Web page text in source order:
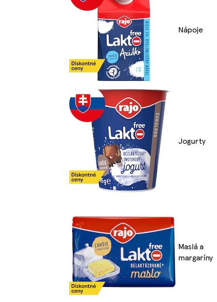
Nápoje
Jogurty
Maslá a
margaríny